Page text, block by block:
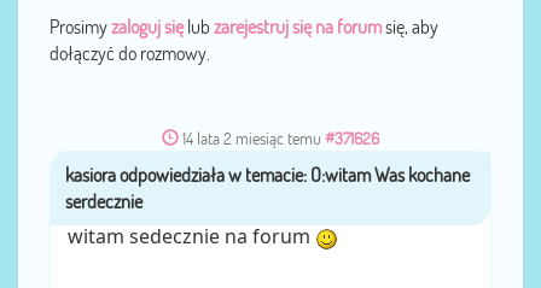
Prosimyzaloguj sięlub zarejestruj się na forumsię, aby
dołączyć do rozmowy.
14 lata 2 miesiąc temu #371626
witam sedecznie na forum